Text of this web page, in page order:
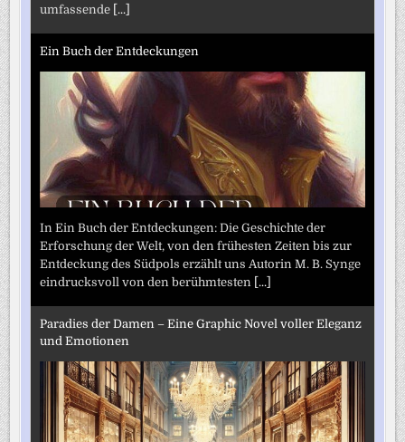
umfassende [...]
Ein Buch der Entdeckungen
In Ein Buch der Entdeckungen: Die Geschichte der
Erforschung der Welt, von den frühesten Zeiten bis zur
Entdeckung des Südpols erzählt uns Autorin M. B. Synge
eindrucksvoll von den berühmtesten
[...]
Paradies der Damen – Eine Graphic Novel voller Eleganz
und Emotionen